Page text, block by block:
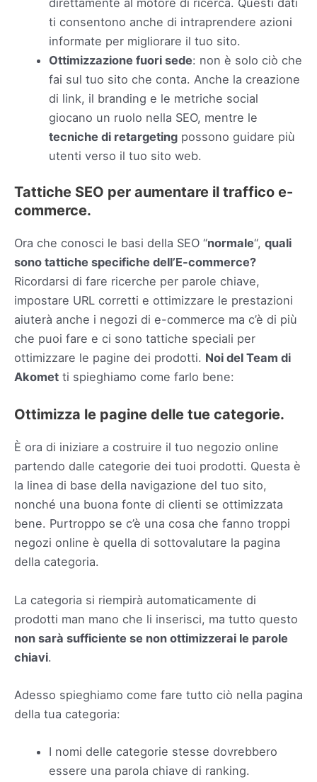
ti consentono anche di intraprendere azioni
informate per migliorare il tuo sito.
Ottimizzazione fuori sede: non è solo ciò che
fai sul tuo sito che conta. Anche la creazione
di link, il branding e le metriche social
giocano un ruolo nella SEO, mentre le
tecniche di retargeting possono guidare più
utenti verso il tuo sito web.
Tattiche SEO per aumentare il traffico e-
commerce.
Ora che conosci le basi della SEO “normale“, quali
sono tattiche specifiche dell’E-commerce?
Ricordarsi di fare ricerche per parole chiave,
impostare URL corretti e ottimizzare le prestazioni
aiuterà anche i negozi di e-commerce ma c’è di più
che puoi fare e ci sono tattiche speciali per
ottimizzare le pagine dei prodotti. Noi del Team di
Akomet ti spieghiamo come farlo bene:
Ottimizza le pagine delle tue categorie.
È ora di iniziare a costruire il tuo negozio online
partendo dalle categorie dei tuoi prodotti. Questa è
la linea di base della navigazione del tuo sito,
nonché una buona fonte di clienti se ottimizzata
bene. Purtroppo se c’è una cosa che fanno troppi
negozi online è quella di sottovalutare la pagina
della categoria.
La categoria si riempirà automaticamente di
prodotti man mano che li inserisci, ma tutto questo
non sarà sufficiente se non ottimizzerai le parole
chiavi.
Adesso spieghiamo come fare tutto ciò nella pagina
della tua categoria:
I nomi delle categorie stesse dovrebbero
essere una parola chiave di ranking.